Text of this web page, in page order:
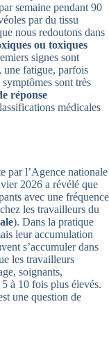
semaine pendant 90
par du tissu
nous redoutons dans
ou toxiques
signes sont
une fatigue, parfois
sont très
réponse
médicales
par l’Agence nationale
2026 a révélé que
avec une fréquence
chez les travailleurs du
). Dans la pratique
leur accumulation
s’accumuler dans
les travailleurs
soignants,
à 10 fois plus élevés.
une question de